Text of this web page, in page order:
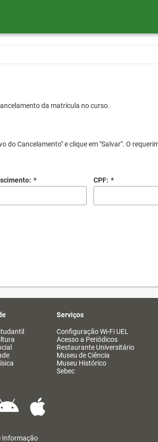
da matrícula no curso.
Cancelamento" e clique em "Salvar". O
* CPF: *
Serviços
Configuração Wi-Fi UEL
Acesso a Periódicos
Restaurante Universitário
Museu de Ciência
Museu Histórico
Sebec
Informação